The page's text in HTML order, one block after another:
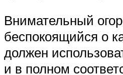
Внимательный
беспокоящийся о
должен
и в полном